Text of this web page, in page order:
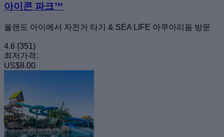
아이콘 파크™
올랜도 아이에서 자전거 타기 & SEA LIFE 아쿠아리움 방문
4.6 (351)
최저가격:
US$8.00